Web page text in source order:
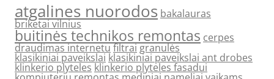
atgalines nuorodos bakalauras
briketai vilnius
buitinės technikos remontas cerpes
draudimas internetufiltraigranulės
klasikiniai paveikslai klasikiniai paveikslai ant drobes
klinkerio plyteles klinkerio plyteles fasadui